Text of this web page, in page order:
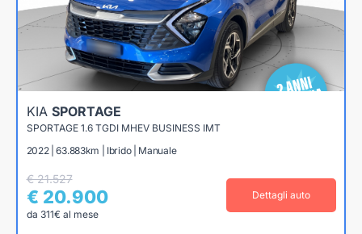
KIA SPORTAGE
SPORTAGE 1.6 TGDI MHEV BUSINESS IMT
2022 | 63.883km | Ibrido | Manuale
€ 21.527
€ 20.900
da 311€ al mese
Dettagli auto